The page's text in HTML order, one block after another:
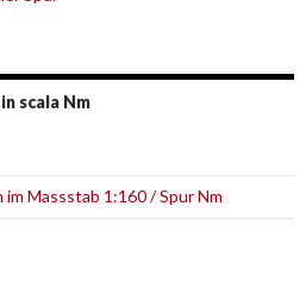
scala Nm
Massstab 1:160 / Spur Nm